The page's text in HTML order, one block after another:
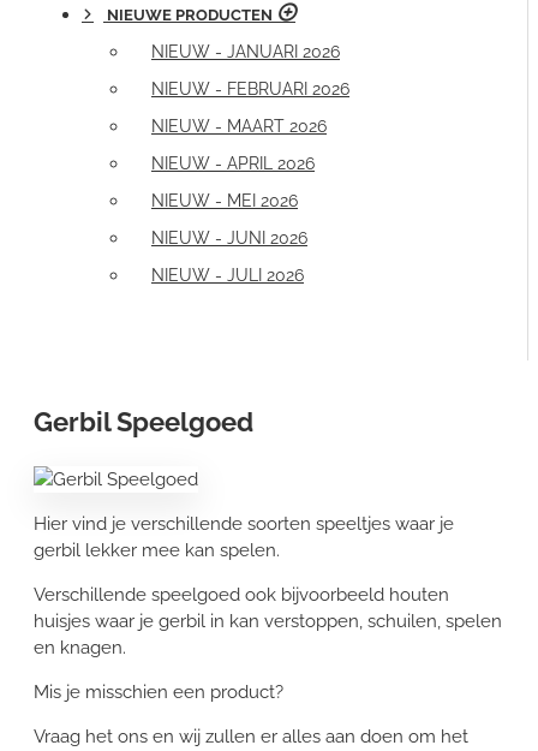
NIEUWE PRODUCTEN
NIEUW - JANUARI 2026
NIEUW - FEBRUARI 2026
NIEUW - MAART 2026
NIEUW - APRIL 2026
NIEUW - MEI 2026
NIEUW - JUNI 2026
NIEUW - JULI 2026
Gerbil Speelgoed
Hier vind je verschillende soorten speeltjes waar je
gerbil lekker mee kan spelen.
Verschillende speelgoed ook bijvoorbeeld houten
huisjes waar je gerbil in kan verstoppen, schuilen, spelen
en knagen.
Mis je misschien een product?
Vraag het ons en wij zullen er alles aan doen om het